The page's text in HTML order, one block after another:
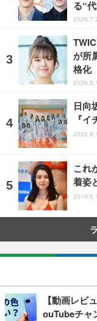
る“
が所
格化
日向
『
これ
着姿
【動画レビ
ouTubeチャ